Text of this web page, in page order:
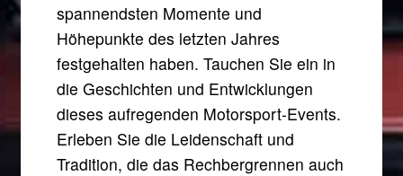
spannendsten Momente und
Höhepunkte des letzten Jahres
festgehalten haben. Tauchen Sie ein in
die Geschichten und Entwicklungen
dieses aufregenden Motorsport-Events.
Erleben Sie die Leidenschaft und
Tradition, die das Rechbergrennen auch